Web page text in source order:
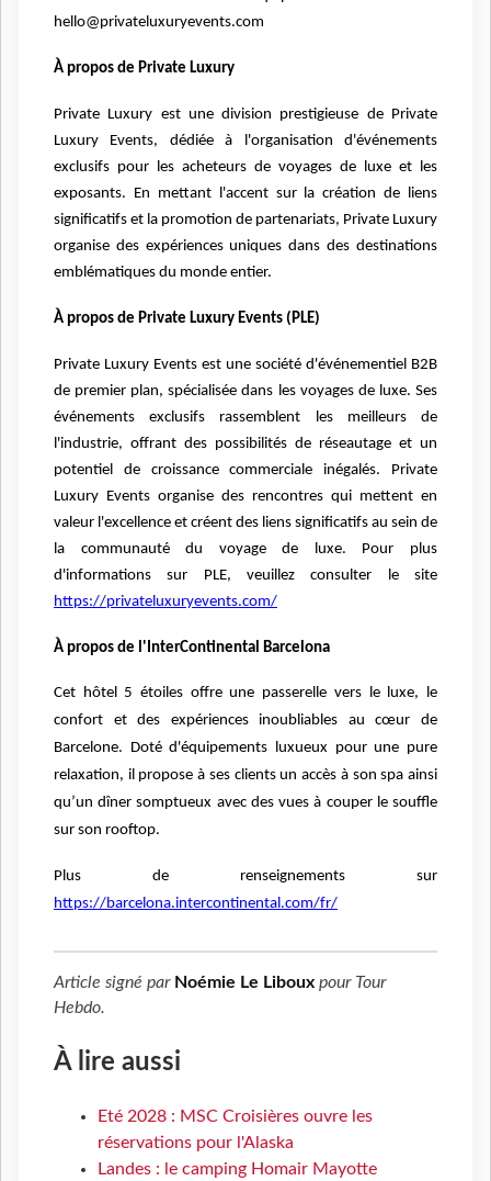
hello@privateluxuryevents.com
À propos de Private Luxury
Private Luxury est une division prestigieuse de Private
Luxury Events, dédiée à l'organisation d'événements
exclusifs pour les acheteurs de voyages de luxe et les
exposants. En mettant l'accent sur la création de liens
significatifs et la promotion de partenariats, Private Luxury
organise des expériences uniques dans des destinations
emblématiques du monde entier.
À propos de Private Luxury Events (PLE)
Private Luxury Events est une société d'événementiel B2B
de premier plan, spécialisée dans les voyages de luxe. Ses
événements exclusifs rassemblent les meilleurs de
l'industrie, offrant des possibilités de réseautage et un
potentiel de croissance commerciale inégalés. Private
Luxury Events organise des rencontres qui mettent en
valeur l'excellence et créent des liens significatifs au sein de
la communauté du voyage de luxe. Pour plus
d'informations sur PLE, veuillez consulter le site
https://privateluxuryevents.com/
À propos de l'InterContinental Barcelona
Cet hôtel 5 étoiles offre une passerelle vers le luxe, le
confort et des expériences inoubliables au cœur de
Barcelone. Doté d'équipements luxueux pour une pure
relaxation, il propose à ses clients un accès à son spa ainsi
qu’un dîner somptueux avec des vues à couper le souffle
sur son rooftop.
Plus de renseignements sur
https://barcelona.intercontinental.com/fr/
Article signé par Noémie Le Liboux pour Tour
Hebdo.
À lire aussi
Eté 2028 : MSC Croisières ouvre les
réservations pour l'Alaska
Landes : le camping Homair Mayotte